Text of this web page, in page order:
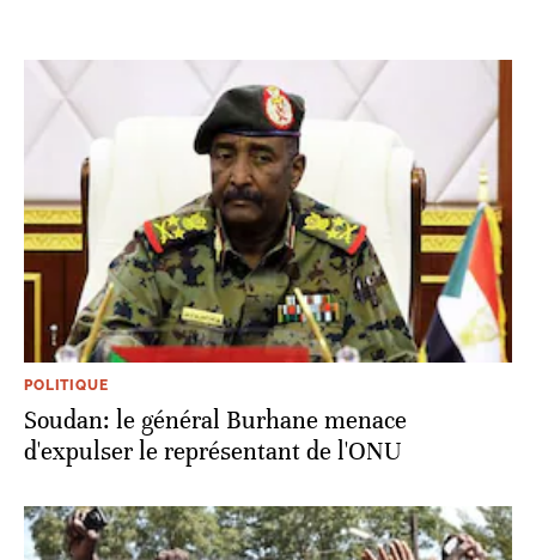
POLITIQUE
Soudan: le général Burhane menace
d'expulser le représentant de l'ONU